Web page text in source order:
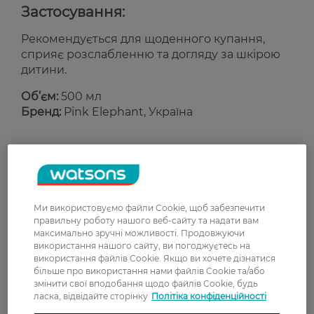
Застосування:
Рекомендується для щоденного купання,
сприяє розслабленню та догляду за шкірою
дитини.
Об’єм: 500 мл
Бренд: Pink Elephant, Україна
0
З 0 відгуків
0 відгуків
Доставка
Ми використовуємо файли Cookie, щоб забезпечити
правильну роботу нашого веб-сайту та надати вам
максимально зручні можливості. Продовжуючи
використання нашого сайту, ви погоджуєтесь на
використання файлів Cookie. Якщо ви хочете дізнатися
більше про використання нами файлів Cookie та/або
змінити свої вподобання щодо файлів Cookie, будь
ласка, відвідайте сторінку Політіка конфіденційності